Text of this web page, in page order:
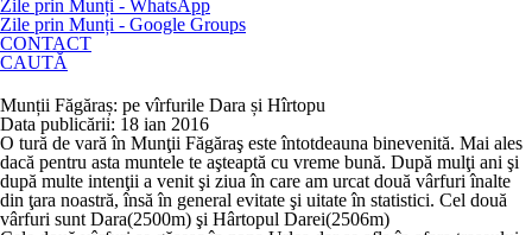
Zile prin Munți - WhatsApp
Zile prin Munți - Google Groups
CONTACT
CAUTĂ
Munții Făgăraș: pe vîrfurile Dara și Hîrtopu
Data publicării: 18 ian 2016
O tură de vară în Munţii Făgăraş este întotdeauna binevenită. Mai ales
dacă pentru asta muntele te aşteaptă cu vreme bună. După mulţi ani şi
după multe intenţii a venit şi ziua în care am urcat două vârfuri înalte
din ţara noastră, însă în general evitate şi uitate în statistici. Cel două
vârfuri sunt Dara(2500m) şi Hârtopul Darei(2506m)